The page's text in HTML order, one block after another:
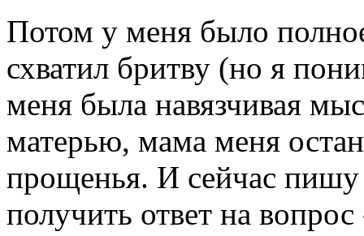
Потом у меня было
схватил бритву (но я
меня была навязчивая
матерью, мама меня
прощенья. И сейчас пишу
получить ответ на